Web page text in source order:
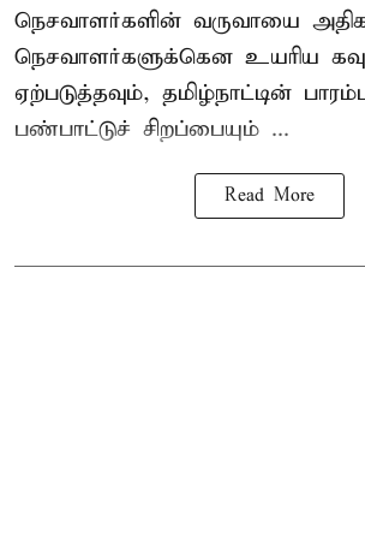
நெசவாளர்களின் வருவாயை
நெசவாளர்களுக்கென உயரிய
ஏற்படுத்தவும், தமிழ்நாட்டின்
பண்பாட்டுச் சிறப்பையும் ...
Read More